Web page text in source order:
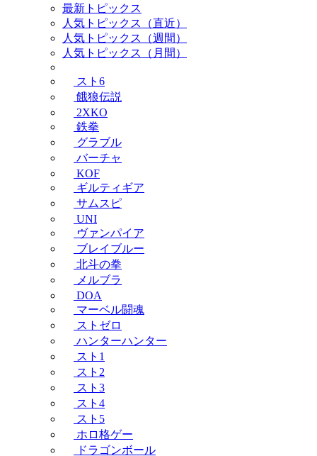
最新トピックス
人気トピックス（直近）
人気トピックス（週間）
人気トピックス（月間）
スト6
餓狼伝説
2XKO
鉄拳
グラブル
バーチャ
KOF
ギルティギア
サムスピ
UNI
ヴァンパイア
ブレイブルー
北斗の拳
メルブラ
DOA
マーベル闘魂
ストゼロ
ハンターハンター
スト1
スト2
スト3
スト4
スト5
ホロ格ゲー
ドラゴンボール